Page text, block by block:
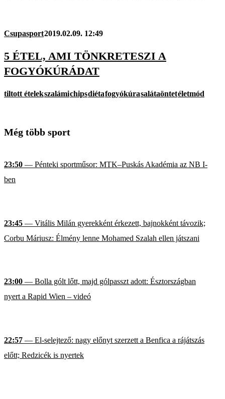
Csupasport2019.02.09. 12:49
5 ÉTEL, AMI TÖNKRETESZI A
FOGYÓKÚRÁDAT
tiltott ételekszalámichipsdiétafogyókúrasalátaöntetéletmód
Még több sport
23:50 — Pénteki sportműsor: MTK–Puskás Akadémia az NB I-
ben
23:45 — Vitális Milán gyerekként érkezett, bajnokként távozik;
Corbu Máriusz: Élmény lenne Mohamed Szalah ellen játszani
23:00 — Bolla gólt lőtt, majd gólpasszt adott: Észtországban
nyert a Rapid Wien – videó
22:57 — El-selejtező: nagy előnyt szerzett a Benfica a rájátszás
előtt; Redzicék is nyertek